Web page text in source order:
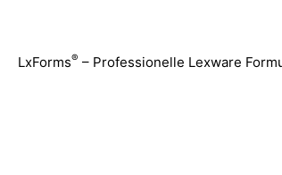
springen
LxForms® – Professionelle Lexware